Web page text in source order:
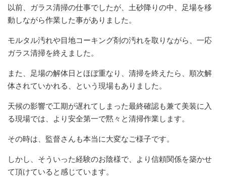
以前、ガラス清掃の仕事でしたが、土砂降りの中、足場を移
動しながら作業した事がありました。
モルタル汚れや目地コーキング剤の汚れを取りながら、一応
ガラス清掃を終えました。
また、足場の解体日とほぼ重なり、清掃を終えたら、順次解
体されていかれる、という現場もありました。
天候の影響で工期が遅れてしまった最終確認も兼て美装に入
る現場では、より安全第一で黙々と清掃作業します。
その時は、監督さんも本当に大変なご様子です。
しかし、そういった経験のお陰様で、より信頼関係を築かせ
て頂けていると感じています。